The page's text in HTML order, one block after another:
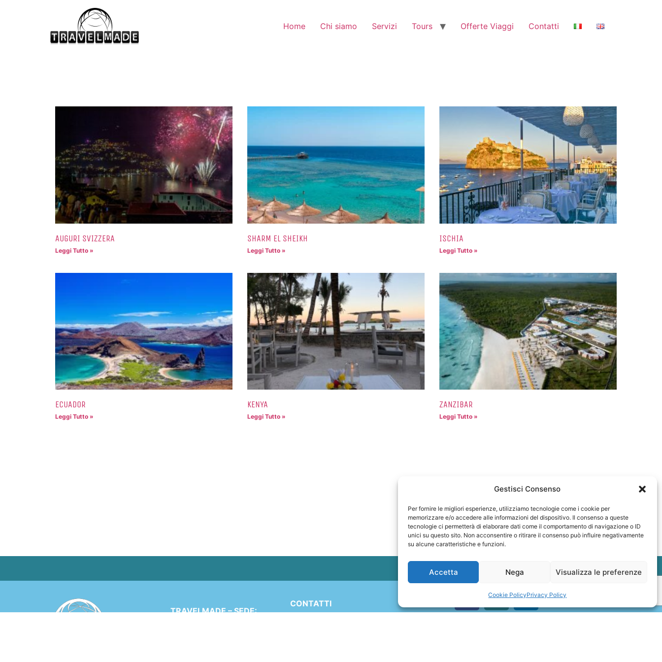
Gestisci Consenso
Per fornire le migliori esperienze, utilizziamo tecnologie come i cookie per
memorizzare e/o accedere alle informazioni del dispositivo. Il consenso a queste
tecnologie ci permetterà di elaborare dati come il comportamento di navigazione o ID
unici su questo sito. Non acconsentire o ritirare il consenso può influire negativamente
su alcune caratteristiche e funzioni.
Accetta Nega Visualizza le preferenze
Cookie PolicyPrivacy Policy
Home Chi siamo Servizi Tours Offerte Viaggi Contatti
AUGURI SVIZZERA
Leggi Tutto »
SHARM EL SHEIKH
Leggi Tutto »
ISCHIA
Leggi Tutto »
ECUADOR
Leggi Tutto »
KENYA
Leggi Tutto »
ZANZIBAR
Leggi Tutto »
TRAVELMADE – SEDE:
CONTATTI
+41 91 2207618